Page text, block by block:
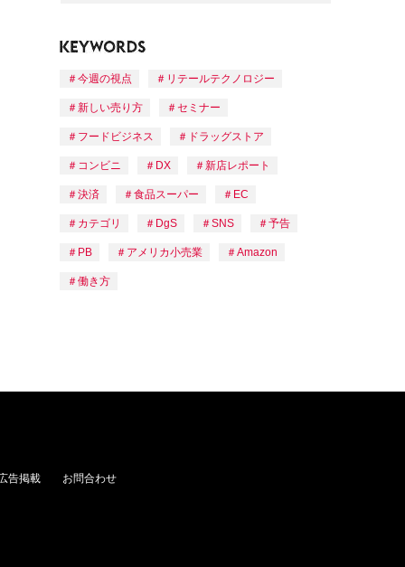
今週の視点 リテールテクノロジー
新しい売り方 セミナー
フードビジネス ドラッグストア
コンビニ DX 新店レポート
決済 食品スーパー EC
カテゴリ DgS SNS 予告
PB アメリカ小売業 Amazon
働き方
告掲載 お問合わせ